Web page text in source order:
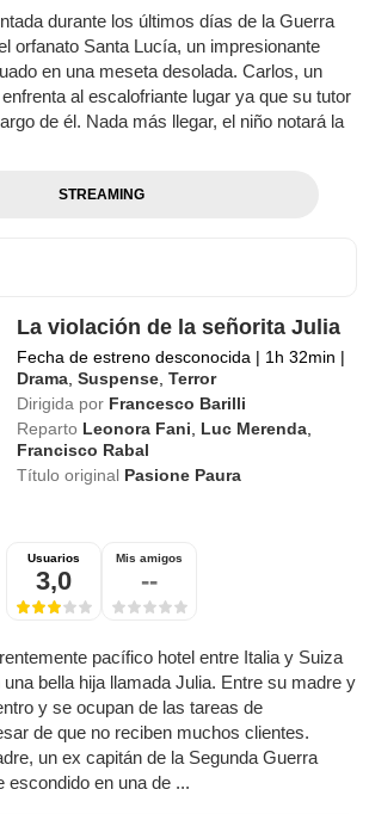
durante los últimos días de la Guerra
orfanato Santa Lucía, un impresionante
en una meseta desolada. Carlos, un
al escalofriante lugar ya que su tutor
de él. Nada más llegar, el niño notará la
STREAMING
La violación de la señorita Julia
Fecha de estreno desconocida | 1h 32min |
Drama ,Suspense ,Terror
Dirigida por Francesco Barilli
Reparto Leonora Fani Luc Merenda
Francisco Rabal
Título original Pasione Paura
Usuarios
3,0
Mis amigos
--
pacífico hotel entre Italia y Suiza
bella hija llamada Julia. Entre su madre y
y se ocupan de las tareas de
de que no reciben muchos clientes.
un ex capitán de la Segunda Guerra
escondido en una de ...